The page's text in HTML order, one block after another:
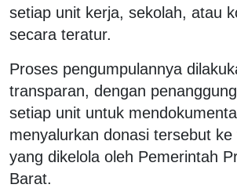
setiap unit kerja, sekolah, atau
secara teratur.
Proses pengumpulannya
transparan, dengan
setiap unit untuk
menyalurkan donasi tersebut ke
yang dikelola oleh Pemerintah
Barat.